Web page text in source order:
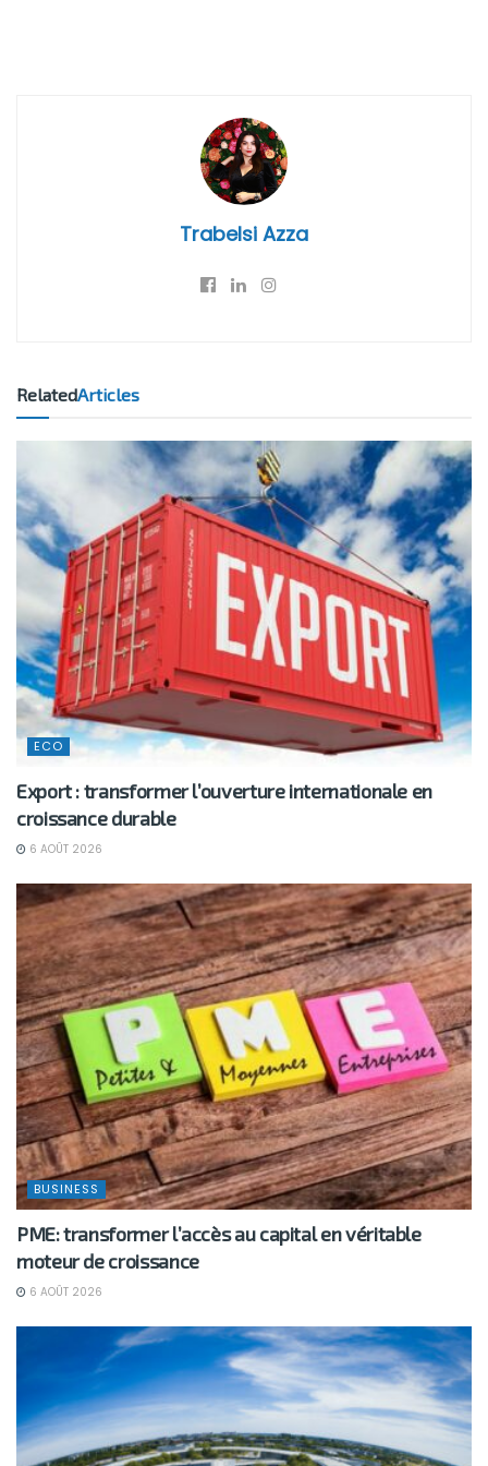
Trabelsi Azza
RelatedArticles
ECO
Export : transformer l’ouverture internationale en
croissance durable
6 AOÛT 2026
BUSINESS
PME: transformer l’accès au capital en véritable
moteur de croissance
6 AOÛT 2026